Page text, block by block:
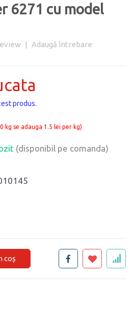
6271 cu model
| Adaugă întrebare
/bucata
produs.
kg se adauga 1.5 lei per kg)
(disponibil pe comanda)
coș